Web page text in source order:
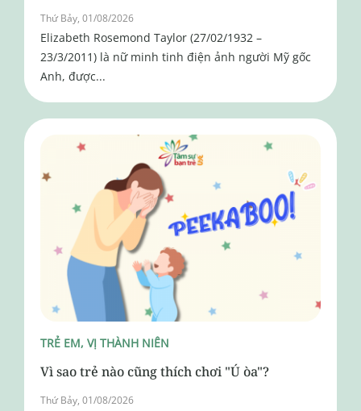
Thứ Bảy, 01/08/2026
Elizabeth Rosemond Taylor (27/02/1932 –
23/3/2011) là nữ minh tinh điện ảnh người Mỹ gốc
Anh, được...
TRẺ EM, VỊ THÀNH NIÊN
Vì sao trẻ nào cũng thích chơi "Ú òa"?
Thứ Bảy, 01/08/2026